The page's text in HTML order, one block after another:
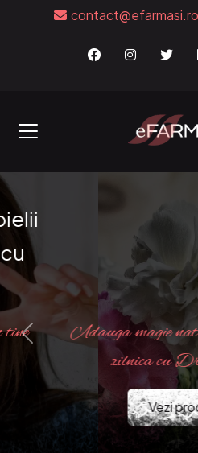
contact@efarmasi.ro
naturii cu
esentiale
Adauga magie
zilnica cu
Vezi
Previous